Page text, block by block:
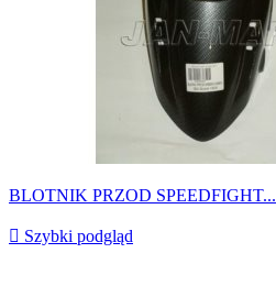
BLOTNIK PRZOD SPEEDFIGHT...
 Szybki podgląd